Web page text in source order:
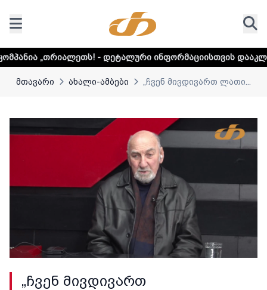
- დეტალური ინფორმაციისთვის დააკლიკეთ ლინკს
მთავარი ახალი-ამბები „ჩვენ მივდივართ ლათი...
„ჩვენ მივდივართ